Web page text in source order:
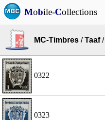
Mobile-Collections
MC-Timbres /Taaf/
0322
0323